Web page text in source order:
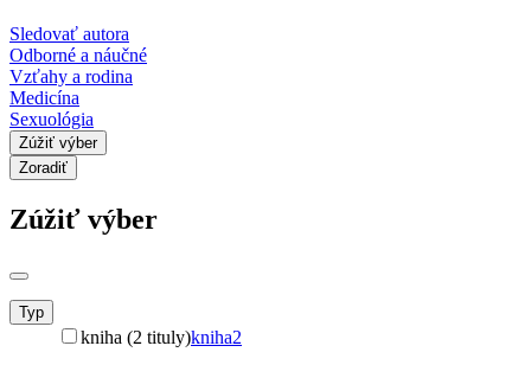
Sledovať autora
Odborné a náučné
Vzťahy a rodina
Medicína
Sexuológia
Zúžiť výber
Zoradiť
Zúžiť výber
Typ
kniha (2 tituly)kniha2